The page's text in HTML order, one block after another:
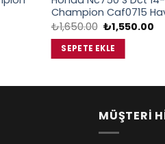
Champion Caf0715
₺1,650.00 Orijinal
fiyat:
₺1,650.00.
₺1,550.00Şu
SEPETE EKLE
MÜŞTERİ